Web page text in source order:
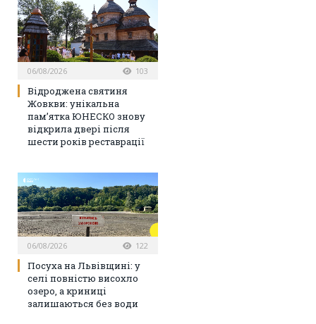
06/08/2026 103
Відроджена святиня
Жовкви: унікальна
пам’ятка ЮНЕСКО знову
відкрила двері після
шести років реставрації
06/08/2026 122
Посуха на Львівщині: у
селі повністю висохло
озеро, а криниці
залишаються без води